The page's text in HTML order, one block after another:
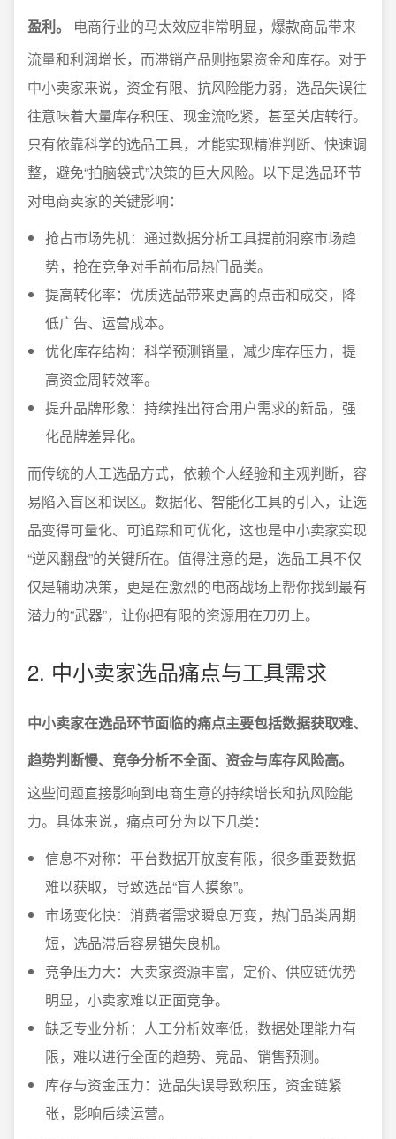
盈利。
电商行业的马太效应非常明显，爆款商品带来
流量和利润增长，而滞销产品则拖累资金和库存。对于
中小卖家来说，资金有限、抗风险能力弱，选品失误往
往意味着大量库存积压、现金流吃紧，甚至关店转行。
只有依靠科学的选品工具，才能实现精准判断、快速调
整，避免“拍脑袋式”决策的巨大风险。以下是选品环节
对电商卖家的关键影响：
抢占市场先机：通过数据分析工具提前洞察市场趋
势，抢在竞争对手前布局热门品类。
提高转化率：优质选品带来更高的点击和成交，降
低广告、运营成本。
优化库存结构：科学预测销量，减少库存压力，提
高资金周转效率。
提升品牌形象：持续推出符合用户需求的新品，强
化品牌差异化。
而传统的人工选品方式，依赖个人经验和主观判断，容
易陷入盲区和误区。数据化、智能化工具的引入，让选
品变得可量化、可追踪和可优化，这也是中小卖家实现
“逆风翻盘”的关键所在。值得注意的是，选品工具不仅
仅是辅助决策，更是在激烈的电商战场上帮你找到最有
潜力的“武器”，让你把有限的资源用在刀刃上。
2. 中小卖家选品痛点与工具需求
中小卖家在选品环节面临的痛点主要包括数据获取难、
趋势判断慢、竞争分析不全面、资金与库存风险高。
这些问题直接影响到电商生意的持续增长和抗风险能
力。具体来说，痛点可分为以下几类：
信息不对称：平台数据开放度有限，很多重要数据
难以获取，导致选品“盲人摸象”。
市场变化快：消费者需求瞬息万变，热门品类周期
短，选品滞后容易错失良机。
竞争压力大：大卖家资源丰富，定价、供应链优势
明显，小卖家难以正面竞争。
缺乏专业分析：人工分析效率低，数据处理能力有
限，难以进行全面的趋势、竞品、销售预测。
库存与资金压力：选品失误导致积压，资金链紧
张，影响后续运营。